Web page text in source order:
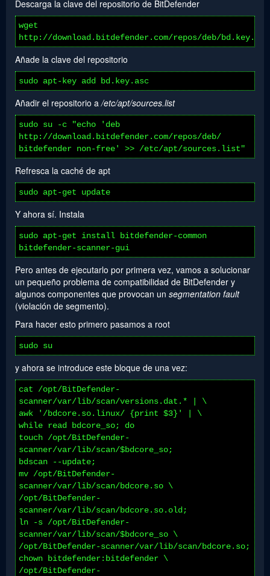
Descarga la clave del repositorio de BitDefender
wget
http://download.bitdefender.com/repos/deb/bd.key.asc
Añade la clave del repositorio
sudo apt-key add bd.key.asc
Añadir el repositorio a/etc/apt/sources.list
sudo su -c "echo 'deb
http://download.bitdefender.com/repos/deb/
bitdefender non-free' >> /etc/apt/sources.list"
Refresca la caché de apt
sudo apt-get update
Y ahora sí. Instala
sudo apt-get install bitdefender-common
bitdefender-scanner-gui
Pero antes de ejecutarlo por primera vez, vamos a solucionar
un pequeño problema de compatibilidad de BitDefender y
algunos componentes que provocan un segmentation fault
(violación de segmento).
Para hacer esto primero pasamos a root
sudo su
y ahora se introduce este bloque de una vez:
cat /opt/BitDefender-
scanner/var/lib/scan/versions.dat.* | \
awk '/bdcore.so.linux/ {print $3}' | \
while read bdcore_so; do
touch /opt/BitDefender-
scanner/var/lib/scan/$bdcore_so;
bdscan --update;
mv /opt/BitDefender-
scanner/var/lib/scan/bdcore.so \
/opt/BitDefender-
scanner/var/lib/scan/bdcore.so.old;
ln -s /opt/BitDefender-
scanner/var/lib/scan/$bdcore_so \
/opt/BitDefender-scanner/var/lib/scan/bdcore.so;
chown bitdefender:bitdefender \
/opt/BitDefender-